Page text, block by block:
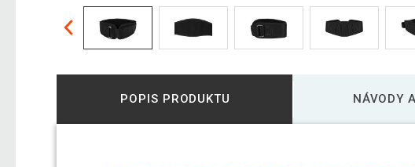
POPIS PRODUKTU NÁVODY